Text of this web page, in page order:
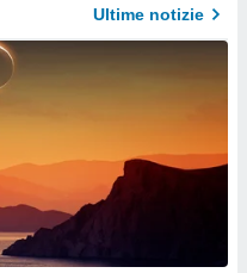
Ultime notizie